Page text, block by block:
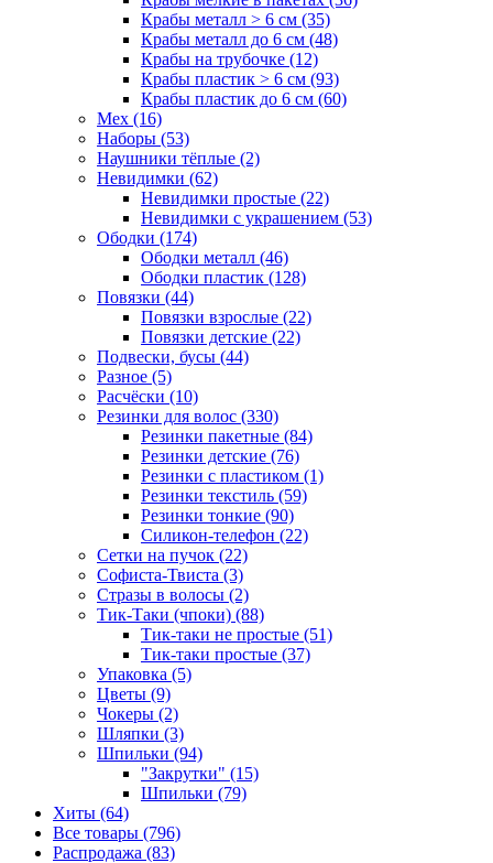
Крабы металл > 6 см (35)
Крабы металл до 6 см (48)
Крабы на трубочке (12)
Крабы пластик > 6 см (93)
Крабы пластик до 6 см (60)
Мех (16)
Наборы (53)
Наушники тёплые (2)
Невидимки (62)
Невидимки простые (22)
Невидимки с украшением (53)
Ободки (174)
Ободки металл (46)
Ободки пластик (128)
Повязки (44)
Повязки взрослые (22)
Повязки детские (22)
Подвески, бусы (44)
Разное (5)
Расчёски (10)
Резинки для волос (330)
Резинки пакетные (84)
Резинки детские (76)
Резинки с пластиком (1)
Резинки текстиль (59)
Резинки тонкие (90)
Силикон-телефон (22)
Сетки на пучок (22)
Софиста-Твиста (3)
Стразы в волосы (2)
Тик-Таки (чпоки) (88)
Тик-таки не простые (51)
Тик-таки простые (37)
Упаковка (5)
Цветы (9)
Чокеры (2)
Шляпки (3)
Шпильки (94)
"Закрутки" (15)
Шпильки (79)
Хиты (64)
Все товары (796)
Распродажа (83)